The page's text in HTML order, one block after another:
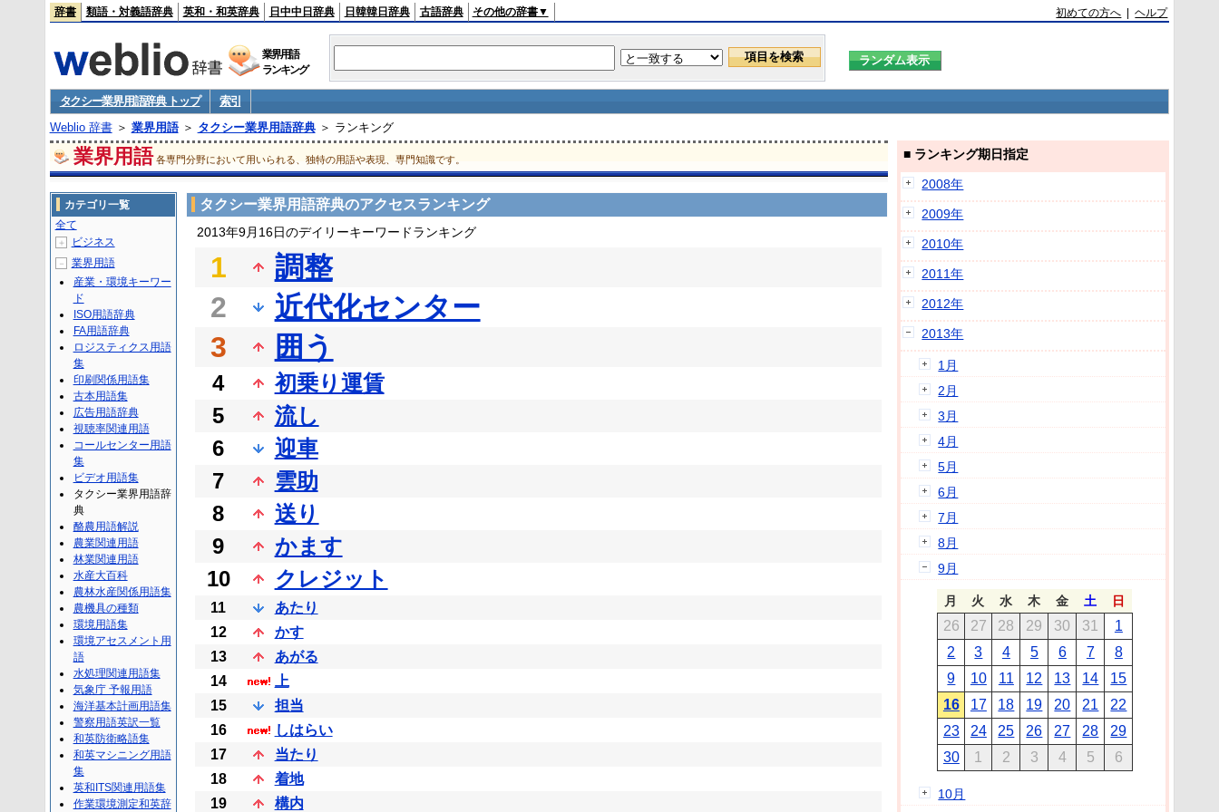
辞書 類語・対義語辞典 英和・和英辞典 日中中日辞典 日韓韓日辞典 古語辞典 その他の辞書▼ 初めての方へ |ヘルプ
業界用語
ランキング
タクシー業界用語辞典 トップ
索引
Weblio 辞書＞ 業界用語＞ タクシー業界用語辞典＞ ランキング
業界用語 各専門分野において用いられる、独特の用語や表現、専門知識です。
タクシー業界用語辞典のアクセスランキング
2013年9月16日のデイリーキーワードランキング
1
調整
2
近代化センター
3
囲う
4
初乗り運賃
5
流し
6
迎車
7
雲助
8
送り
9
かます
10
クレジット
11
あたり
12
かす
13
あがる
14
上
15
担当
16
しはらい
17
当たり
18
着地
19
構内
カテゴリ一覧
全て
＋ ビジネス
－
業界用語
産業・環境キーワー
ド
ISO用語辞典
FA用語辞典
ロジスティクス用語
集
印刷関係用語集
古本用語集
広告用語辞典
視聴率関連用語
コールセンター用語
集
ビデオ用語集
タクシー業界用語辞
典
酪農用語解説
農業関連用語
林業関連用語
水産大百科
農林水産関係用語集
農機具の種類
環境用語集
環境アセスメント用
語
水処理関連用語集
気象庁 予報用語
海洋基本計画用語集
警察用語英訳一覧
和英防衛略語集
和英マシニング用語
集
英和ITS関連用語集
作業環境測定和英辞
■ ランキング期日指定
2008年
2009年
2010年
2011年
2012年
2013年
1月
2月
3月
4月
5月
6月
7月
8月
9月
月 火 水 木 金 土 日
26 27 28 29 30 31
1
2
3 4 5 6 7
8
9
10 11 12 13 14
15
16
17 18 19 20 21
22
23
24 25 26 27 28
29
30
1 2 3 4 5 6
10月